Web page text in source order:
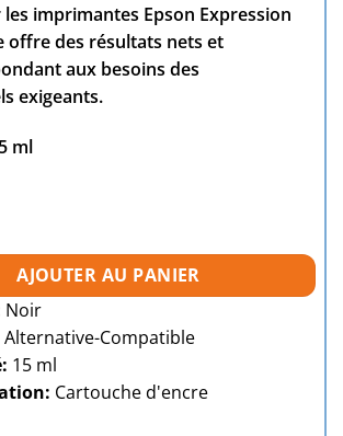
imprimantes Epson Expression
offre des résultats nets et
aux besoins des
exigeants.
ml
d'encre compatible Epson 26XL
AJOUTER AU PANIER
Noir
Alternative-Compatible
15 ml
Cartouche d'encre